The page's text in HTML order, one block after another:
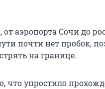
аэропорта Сочи до
почти нет пробок,
на границе.
что упростило